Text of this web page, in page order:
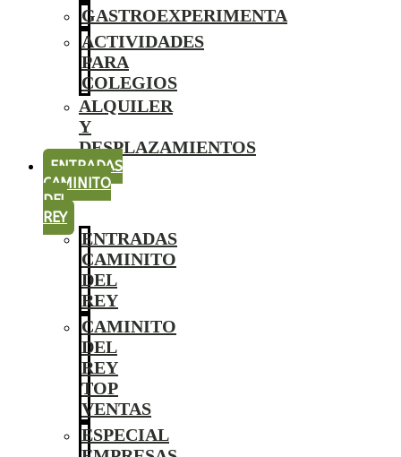
GASTROEXPERIMENTA
ACTIVIDADES
PARA
COLEGIOS
ALQUILER
Y
DESPLAZAMIENTOS
ENTRADAS
CAMINITO
DEL
REY
ENTRADAS
CAMINITO
DEL
REY
CAMINITO
DEL
REY
TOP
VENTAS
ESPECIAL